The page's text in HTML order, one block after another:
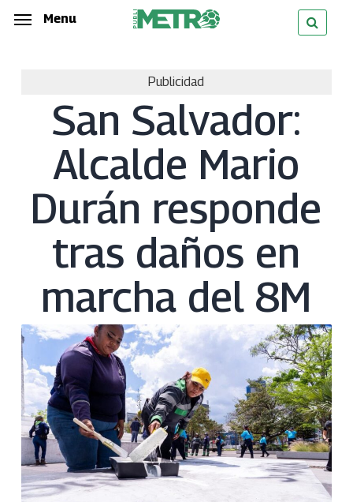
Skip
Menu
Publicidad
San Salvador:
Alcalde Mario
Durán responde
tras daños en
marcha del 8M
Menu